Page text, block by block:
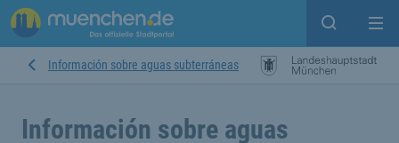
Open
Información sobre aguas subterráneas
Información sobre aguas